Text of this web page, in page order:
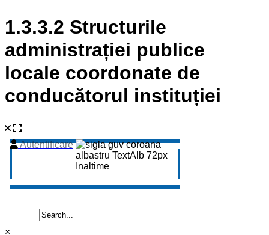
1.3.3.2 Structurile
administrației publice
locale coordonate de
conducătorul instituției
×